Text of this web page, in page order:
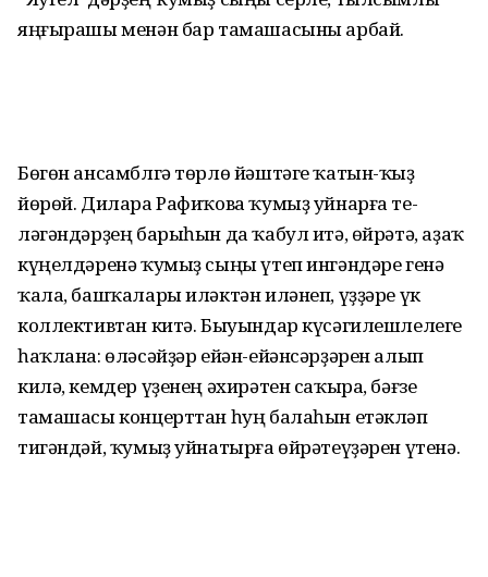
яңғырашы менән бар тамашасыны арбай.
Бөгөн ансамблгә төрлө йәштәге ҡатын-ҡыҙ
йөрөй. Дилара Рафиҡова ҡумыҙ уйнарға те­
ләгәндәрҙең бары­һын да ҡабул итә, өйрәтә, аҙаҡ
кү­ңелдәренә ҡумыҙ сыңы үтеп ин­гәндәре генә
ҡала, башҡалары иләк­тән иләнеп, үҙҙәре үк
коллективтан китә. Быуындар күсәгилешлелеге
һаҡ­лана: өләсәйҙәр ейән-ейәнсәрҙәрен алып
килә, кемдер үҙенең әхирәтен саҡыра, бәғзе
тамашасы концерттан һуң балаһын етәкләп
тигәндәй, ҡумыҙ уйнатырға өйрәтеүҙәрен үтенә.